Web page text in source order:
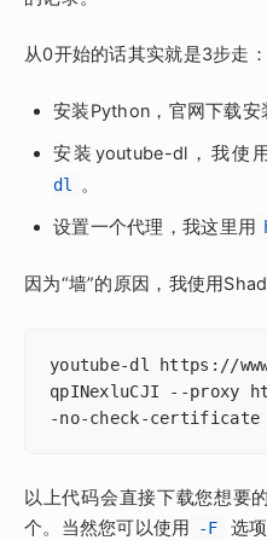
从0开始的话其实就是3步走：
安装Python，官网下载安
安装youtube-dl，我使
dl
。
设置一个代理，我这里用
因为“墙”的原因，我使用
youtube-dl https://
qpINexluCJI --proxy
-no-check-certificate
以上代码会直接下载您想要
个。当然您可以使用
-F 选